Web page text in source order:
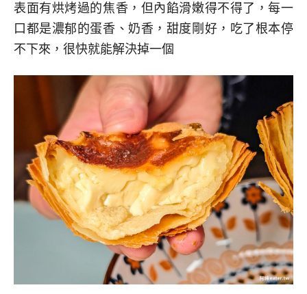
表面有烘烤過的焦香，但內餡滑嫩得不得了，每一
口都是濃郁的蛋香、奶香，甜度剛好，吃了根本停
不下來，很快就能解決掉一個